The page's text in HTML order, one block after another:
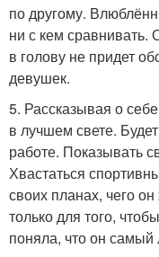
по другому.
ни с кем сравнивать.
в голову не придет
девушек.
5. Рассказывая о
в лучшем свете.
работе. Показывать
Хвастаться
своих планах, чего
только для того,
поняла, что он самый